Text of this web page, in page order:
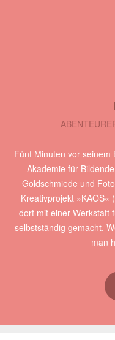
Fünf Minuten vor
Akademie für
Goldschmiede und
Kreativprojekt »KAOS«
dort mit einer Werkstatt
selbstständig gemacht.
man